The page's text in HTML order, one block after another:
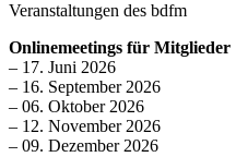
Veranstaltungen des bdfm
Onlinemeetings für Mitglieder
– 17. Juni 2026
– 16. September 2026
– 06. Oktober 2026
– 12. November 2026
– 09. Dezember 2026